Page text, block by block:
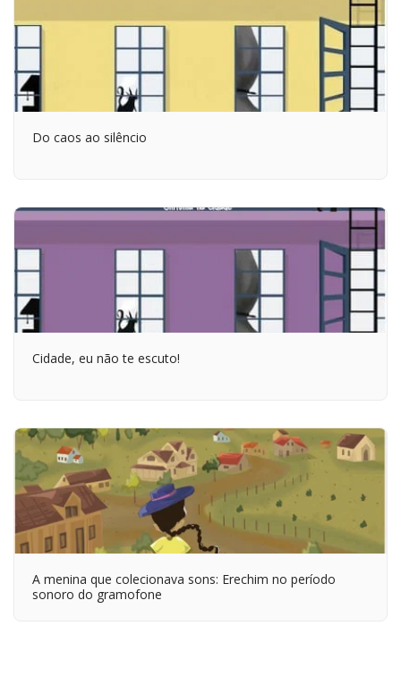
Do caos ao silêncio
Cidade, eu não te escuto!
A menina que colecionava sons: Erechim no período
sonoro do gramofone